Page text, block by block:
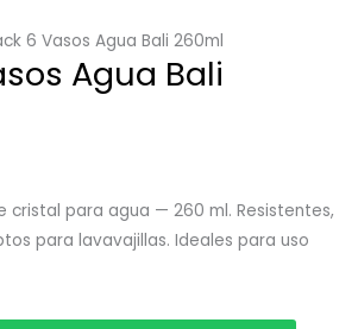
6 Vasos Agua Bali 260ml
Agua Bali
cristal para agua — 260 ml. Resistentes,
para lavavajillas. Ideales para uso